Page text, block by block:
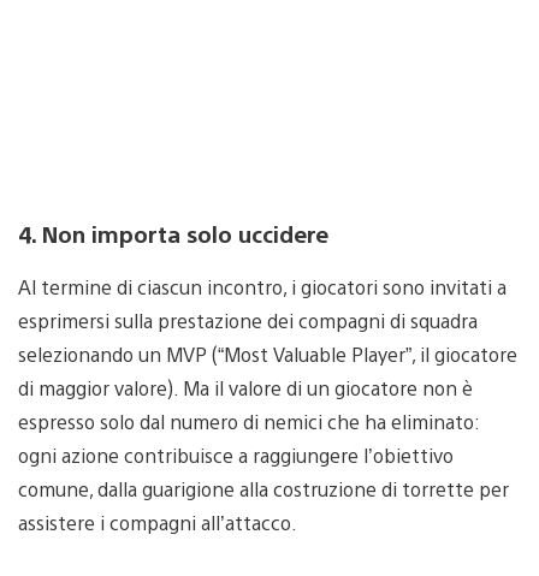
4. Non importa solo uccidere
Al termine di ciascun incontro, i giocatori sono invitati a
esprimersi sulla prestazione dei compagni di squadra
selezionando un MVP (“Most Valuable Player”, il giocatore
di maggior valore). Ma il valore di un giocatore non è
espresso solo dal numero di nemici che ha eliminato:
ogni azione contribuisce a raggiungere l’obiettivo
comune, dalla guarigione alla costruzione di torrette per
assistere i compagni all’attacco.